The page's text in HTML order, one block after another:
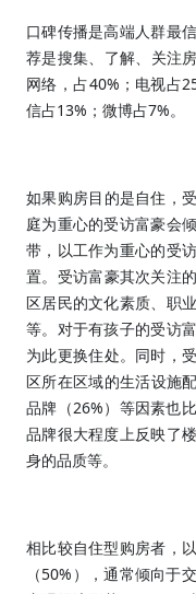
口碑传播是高端人群最
荐是搜集、了解、关注
网络，占40% ；电视占
信占13% ；微博占7%。
如果购房目的是自住，
庭为重心的受访富豪会
带，以工作为重心的受
置。受访富豪其次关注
区居民的文化素质、职
等。对于有孩子的受访
为此更换住处。同时，
区所在区域的生活设施
品牌（26% ）等因素也
品牌很大程度上反映了
身的品质等。
相比较自住型购房者，
（ 50% ），通常倾向于